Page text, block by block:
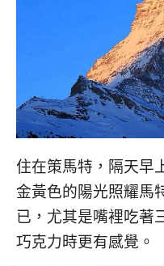
住在策馬特，隔天早
金黃色的陽光照耀馬
已，尤其是嘴裡吃著
巧克力時更有感覺。